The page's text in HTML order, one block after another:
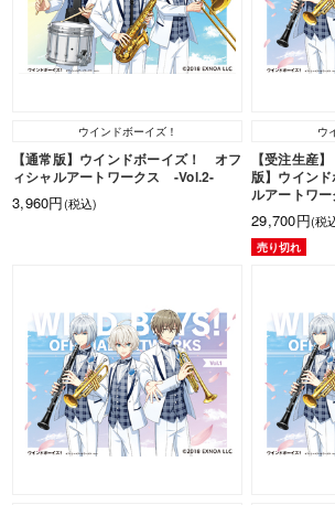
ウインドボーイズ！
【通常版】ウインドボーイズ！ オフ
ィシャルアートワークス -Vol.2-
3,960円(税込)
ウ
【受注生産
版】ウイン
ルアートワ
29,700円(税
売り切れ